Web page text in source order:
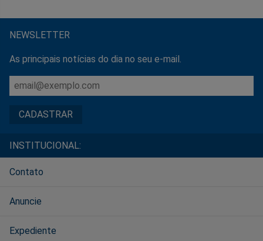
NEWSLETTER
As principais notícias do dia no seu e-mail.
INSTITUCIONAL:
Contato
Anuncie
Expediente